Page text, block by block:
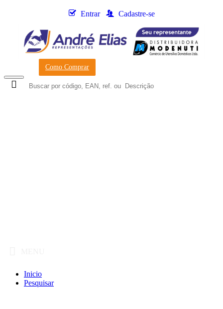
Entrar Cadastre-se
Como Comprar
Inicio
Pesquisar